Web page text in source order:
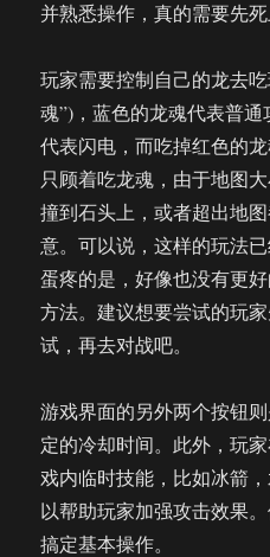
并熟悉操作，真的需要先死
玩家需要控制自己的龙去
魂”)，蓝色的龙魂代表普
代表闪电，而吃掉红色的
只顾着吃龙魂，由于地图
撞到石头上，或者超出地
意。可以说，这样的玩法
蛋疼的是，好像也没有更
方法。建议想要尝试的玩
试，再去对战吧。
游戏界面的另外两个按钮
定的冷却时间。此外，玩
戏内临时技能，比如冰箭
以帮助玩家加强攻击效果
搞定基本操作。